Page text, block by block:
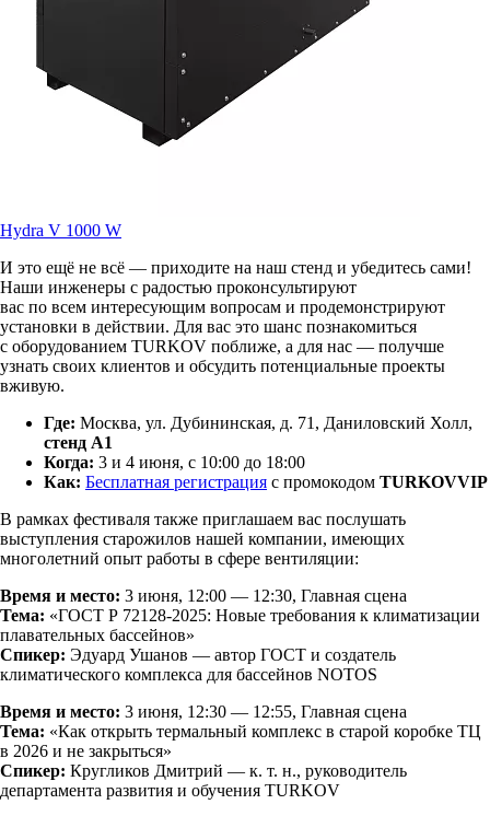
Hydra V 1000 W
И это ещё не всё — приходите на наш стенд и убедитесь сами!
Наши инженеры с радостью проконсультируют
вас по всем интересующим вопросам и продемонстрируют
установки в действии. Для вас это шанс познакомиться
с оборудованием TURKOV поближе, а для нас — получше
узнать своих клиентов и обсудить потенциальные проекты
вживую.
Где: Москва, ул. Дубининская, д. 71, Даниловский Холл,
стенд А1
Когда: 3 и 4 июня, с 10:00 до 18:00
Как: Бесплатная регистрация с промокодом TURKOVVIP
В рамках фестиваля также приглашаем вас послушать
выступления старожилов нашей компании, имеющих
многолетний опыт работы в сфере вентиляции:
Время и место: 3 июня, 12:00 — 12:30, Главная сцена
Тема: «ГОСТ Р 72128-2025: Новые требования к климатизации
плавательных бассейнов»
Спикер: Эдуард Ушанов — автор ГОСТ и создатель
климатического комплекса для бассейнов NOTOS
Время и место: 3 июня, 12:30 — 12:55, Главная сцена
Тема: «Как открыть термальный комплекс в старой коробке ТЦ
в 2026 и не закрыться»
Спикер: Кругликов Дмитрий — к. т. н., руководитель
департамента развития и обучения TURKOV